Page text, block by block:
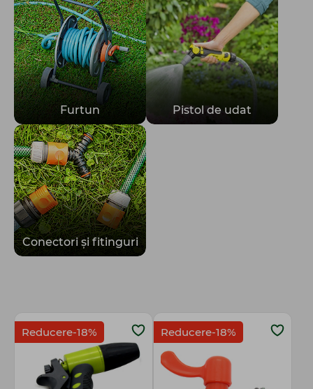
Totul pentru gospodărie
Furtun Pistol de udat
Conectori și fitinguri
Reducere-18% Reducere-18%